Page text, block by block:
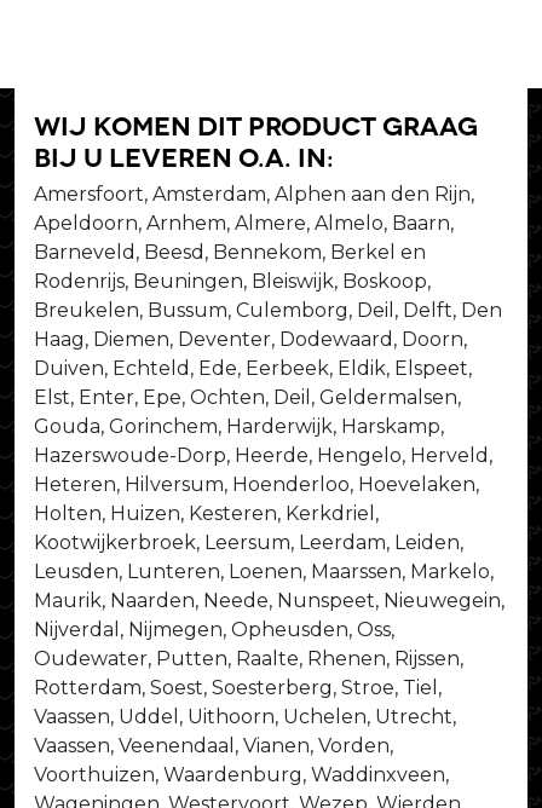
Wij komen dit product graag
bij u leveren o.a. in:
Amersfoort, Amsterdam, Alphen aan den Rijn,
Apeldoorn, Arnhem, Almere, Almelo, Baarn,
Barneveld, Beesd, Bennekom, Berkel en
Rodenrijs, Beuningen, Bleiswijk, Boskoop,
Breukelen, Bussum, Culemborg, Deil, Delft, Den
Haag, Diemen, Deventer, Dodewaard, Doorn,
Duiven, Echteld, Ede, Eerbeek, Eldik, Elspeet,
Elst, Enter, Epe, Ochten, Deil, Geldermalsen,
Gouda, Gorinchem, Harderwijk, Harskamp,
Hazerswoude-Dorp, Heerde, Hengelo, Herveld,
Heteren, Hilversum, Hoenderloo, Hoevelaken,
Holten, Huizen, Kesteren, Kerkdriel,
Kootwijkerbroek, Leersum, Leerdam, Leiden,
Leusden, Lunteren, Loenen, Maarssen, Markelo,
Maurik, Naarden, Neede, Nunspeet, Nieuwegein,
Nijverdal, Nijmegen, Opheusden, Oss,
Oudewater, Putten, Raalte, Rhenen, Rijssen,
Rotterdam, Soest, Soesterberg, Stroe, Tiel,
Vaassen, Uddel, Uithoorn, Uchelen, Utrecht,
Vaassen, Veenendaal, Vianen, Vorden,
Voorthuizen, Waardenburg, Waddinxveen,